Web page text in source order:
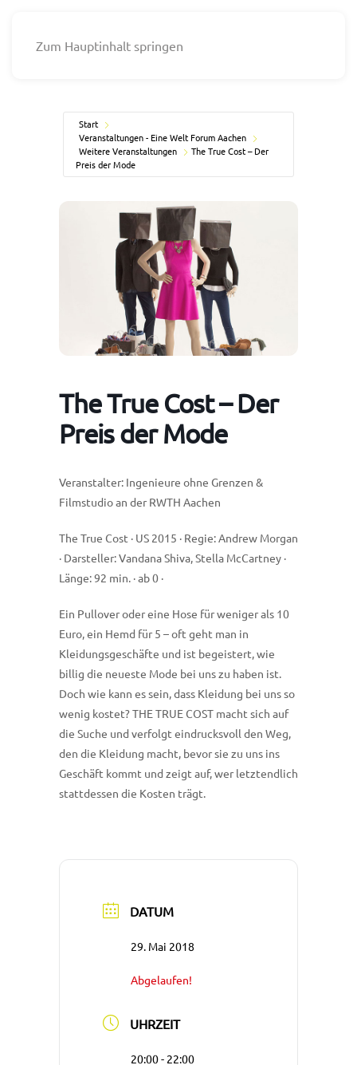
Zum Hauptinhalt springen
Start
Veranstaltungen - Eine Welt Forum Aachen
Weitere Veranstaltungen
The True Cost – Der
Preis der Mode
The True Cost – Der
Preis der Mode
Veranstalter: Ingenieure ohne Grenzen &
Filmstudio an der RWTH Aachen
The True Cost · US 2015 · Regie: Andrew Morgan
· Darsteller: Vandana Shiva, Stella McCartney ·
Länge: 92 min. · ab 0 ·
Ein Pullover oder eine Hose für weniger als 10
Euro, ein Hemd für 5 – oft geht man in
Kleidungsgeschäfte und ist begeistert, wie
billig die neueste Mode bei uns zu haben ist.
Doch wie kann es sein, dass Kleidung bei uns so
wenig kostet? THE TRUE COST macht sich auf
die Suche und verfolgt eindrucksvoll den Weg,
den die Kleidung macht, bevor sie zu uns ins
Geschäft kommt und zeigt auf, wer letztendlich
stattdessen die Kosten trägt.
DATUM
29. Mai 2018
Abgelaufen!
UHRZEIT
20:00 - 22:00